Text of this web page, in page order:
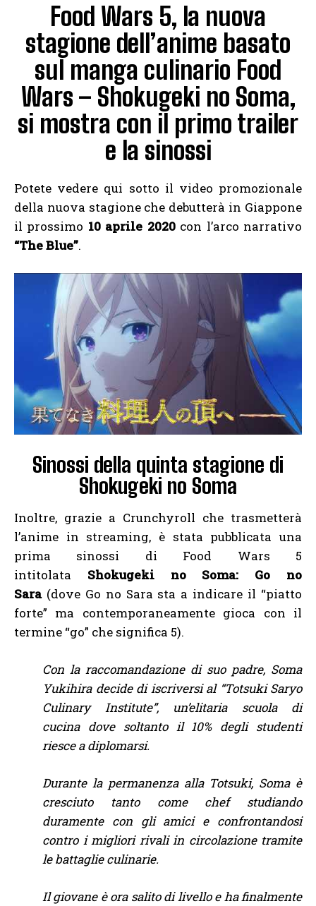
Food Wars 5, la nuova
stagione dell’anime basato
sul manga culinario Food
Wars – Shokugeki no Soma,
si mostra con il primo trailer
e la sinossi
Potete vedere qui sotto il video promozionale
della nuova stagione che debutterà in Giappone
il prossimo 10 aprile 2020con l’arco narrativo
“The Blue”.
Sinossi della quinta stagione di
Shokugeki no Soma
Inoltre, grazie a Crunchyroll che trasmetterà
l’anime in streaming, è stata pubblicata una
prima sinossi di Food Wars 5
intitolata Shokugeki no Soma: Go no
Sara(dove Go no Sara sta a indicare il “piatto
forte” ma contemporaneamente gioca con il
termine “go” che significa 5).
Con la raccomandazione di suo padre, Soma
Yukihira decide di iscriversi al “Totsuki Saryo
Culinary Institute”, un’elitaria scuola di
cucina dove soltanto il 10% degli studenti
riesce a diplomarsi.
Durante la permanenza alla Totsuki, Soma è
cresciuto tanto come chef studiando
duramente con gli amici e confrontandosi
contro i migliori rivali in circolazione tramite
le battaglie culinarie.
Il giovane è ora salito di livello e ha finalmente